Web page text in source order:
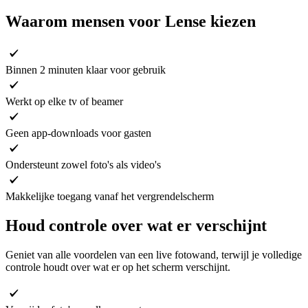
Waarom mensen voor Lense kiezen
Binnen 2 minuten klaar voor gebruik
Werkt op elke tv of beamer
Geen app-downloads voor gasten
Ondersteunt zowel foto's als video's
Makkelijke toegang vanaf het vergrendelscherm
Houd controle over wat er verschijnt
Geniet van alle voordelen van een live fotowand, terwijl je volledige
controle houdt over wat er op het scherm verschijnt.